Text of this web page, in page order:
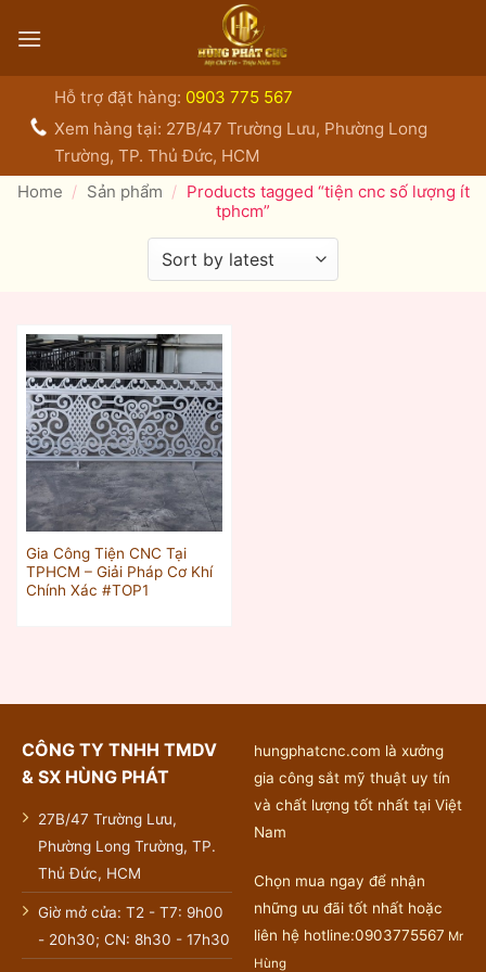
qua
Hỗ trợ đặt hàng: 0903 775 567
Xem hàng tại: 27B/47 Trường Lưu, Phường Long
Trường, TP. Thủ Đức, HCM
Home / Sản phẩm / Products tagged “tiện cnc số lượng ít
tphcm”
Gia Công Tiện CNC Tại
TPHCM – Giải Pháp Cơ Khí
Chính Xác #TOP1
CÔNG TY TNHH TMDV
& SX HÙNG PHÁT
27B/47 Trường Lưu,
Phường Long Trường, TP.
Thủ Đức, HCM
Giờ mở cửa: T2 - T7: 9h00
- 20h30; CN: 8h30 - 17h30
hungphatcnc.com là xưởng
gia công sắt mỹ thuật uy tín
và chất lượng tốt nhất tại Việt
Nam
Chọn mua ngay để nhận
những ưu đãi tốt nhất hoặc
liên hệ hotline:0903775567 Mr
Hùng